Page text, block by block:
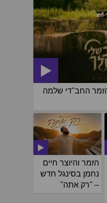
החב"די שלמה
הזמר והיוצר חיים
נחמן בסינגל חדש
– "רק אתה"